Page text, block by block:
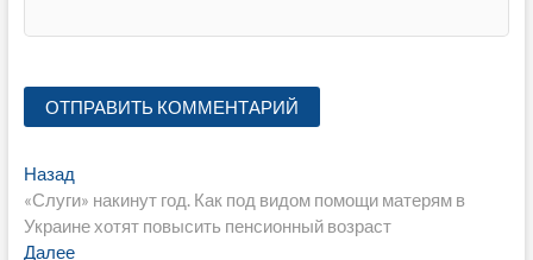
Навигация
по
НазадПредыдущая
запись:
«Слуги» накинут год. Как под видом помощи матерям в
Украине хотят повысить пенсионный возраст
ДалееСледующая